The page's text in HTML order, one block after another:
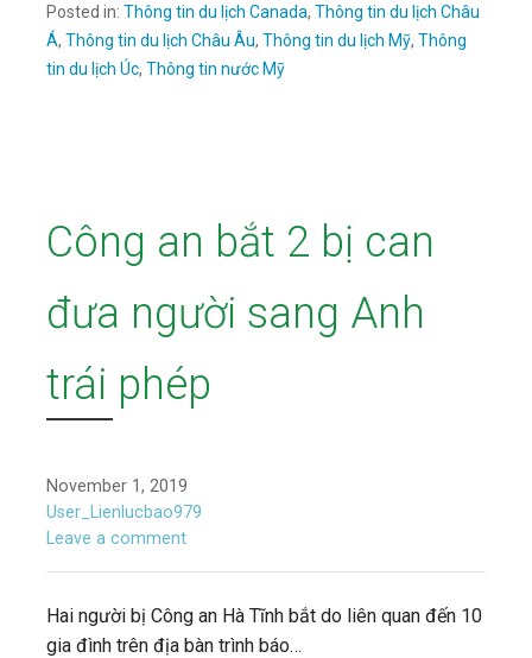
Posted in: Thông tin du lịch Canada, Thông tin du lịch Châu
Á, Thông tin du lịch Châu Âu, Thông tin du lịch Mỹ, Thông
tin du lịch Úc, Thông tin nước Mỹ
Công an bắt 2 bị can
đưa người sang Anh
trái phép
November 1, 2019
User_Lienlucbao979
Leave a comment
Hai người bị Công an Hà Tĩnh bắt do liên quan đến 10
gia đình trên địa bàn trình báo…